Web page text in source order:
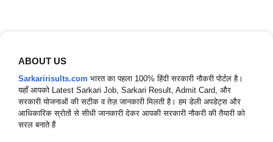
ABOUT US
Sarkaririsults.com भारत का पहला 100% हिंदी सरकारी नौकरी पोर्टल है।
यहाँ आपको Latest Sarkari Job, Sarkari Result, Admit Card, और
सरकारी योजनाओं की सटीक व तेज़ जानकारी मिलती है। हम डेली अपडेट्स और
आधिकारिक स्रोतों से सीधी जानकारी देकर आपकी सरकारी नौकरी की तैयारी को
सरल बनाते हैं